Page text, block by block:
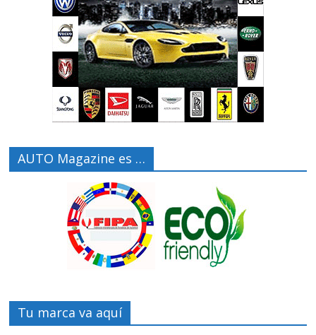
AUTO Magazine es …
Tu marca va aquí